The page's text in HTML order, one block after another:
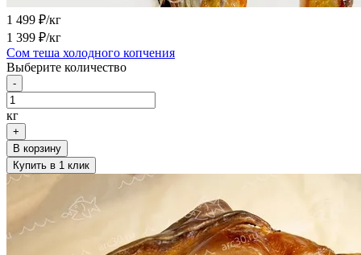
1 499 ₽/кг
1 399 ₽/кг
Сом теша холодного копчения
Выберите количество
-
кг
+
В корзину
Купить в 1 клик